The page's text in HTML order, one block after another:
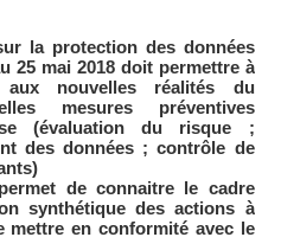
la protection des données
25 mai 2018 doit permettre à
nouvelles réalités du
mesures préventives
(évaluation du risque ;
des données ; contrôle de
de connaitre le cadre
synthétique des actions à
mettre en conformité avec le